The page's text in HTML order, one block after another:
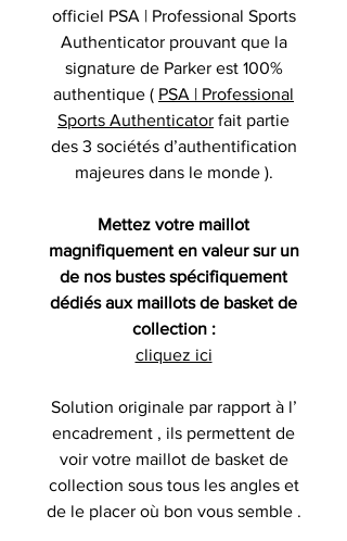
officiel PSA | Professional Sports
Authenticator prouvant que la
signature de Parker est 100%
authentique ( PSA | Professional
Sports Authenticator fait partie
des 3 sociétés d’authentification
majeures dans le monde ).
Mettez votre maillot
magnifiquement en valeur sur un
de nos bustes spécifiquement
dédiés aux maillots de basket de
collection :
cliquez ici
Solution originale par rapport à l’
encadrement , ils permettent de
voir votre maillot de basket de
collection sous tous les angles et
de le placer où bon vous semble .